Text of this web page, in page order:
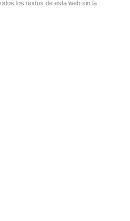
los textos de esta web sin la